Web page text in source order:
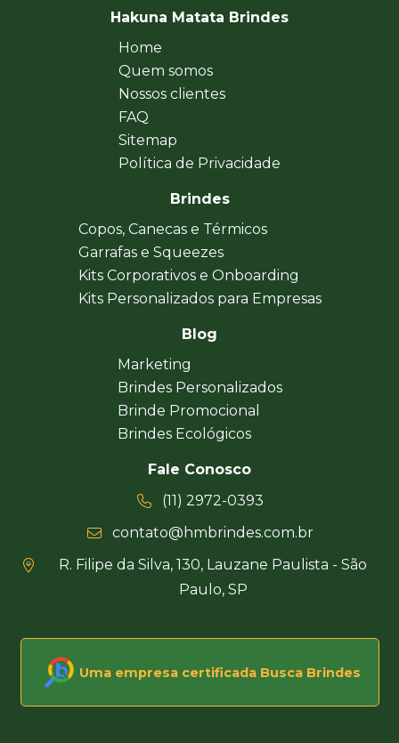
Hakuna Matata Brindes
Home
Quem somos
Nossos clientes
FAQ
Sitemap
Política de Privacidade
Brindes
Copos, Canecas e Térmicos
Garrafas e Squeezes
Kits Corporativos e Onboarding
Kits Personalizados para Empresas
Blog
Marketing
Brindes Personalizados
Brinde Promocional
Brindes Ecológicos
Fale Conosco
(11) 2972-0393
contato@hmbrindes.com.br
R. Filipe da Silva, 130, Lauzane Paulista - São
Paulo, SP
Uma empresa certificada Busca Brindes